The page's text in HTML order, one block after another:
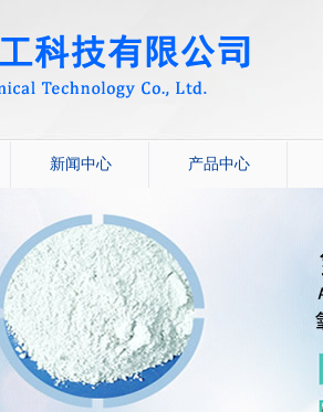
新闻中心 产品中心